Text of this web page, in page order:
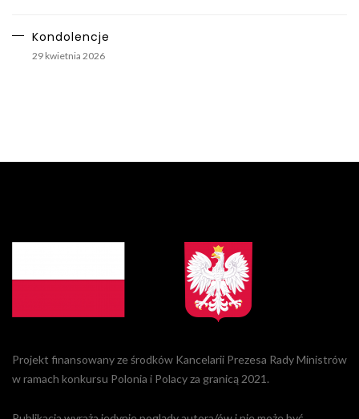
Kondolencje
29 kwietnia 2026
Projekt finansowany ze środków Kancelarii Prezesa Rady Ministrów
w ramach konkursu Polonia i Polacy za granicą 2021.